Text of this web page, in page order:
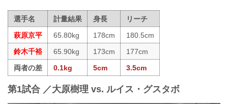
選手名 計量結果 身長
リーチ
萩原京平
65.80kg 178cm
180.5cm
鈴木千裕
65.90kg 173cm
177cm
両者の差
0.1kg 5cm 3.5cm
第1試合 ／大原樹理 vs. ルイス・グスタボ